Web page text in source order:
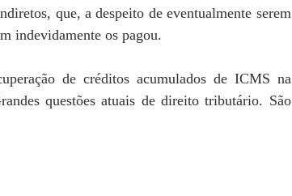
que, a despeito de eventualmente serem
indevidamente os pagou.
de créditos acumulados de ICMS na
questões atuais de direito tributário. São